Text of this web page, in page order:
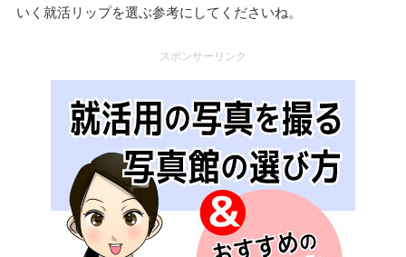
いく就活リップを選ぶ参考にしてくださいね。
スポンサーリンク